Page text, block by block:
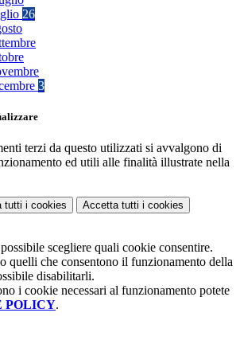
26
3
terzi da questo utilizzati si avvalgono di
ed utili alle finalità illustrate nella
tutti i cookies Accetta tutti i cookies
scegliere quali cookie consentire.
quelli che consentono il funzionamento della
disabilitarli.
i cookie necessari al funzionamento potete
POLICY.